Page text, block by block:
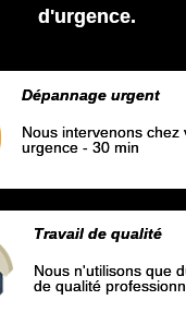
d'urgence.
Dépannage urgent
Nous intervenons chez
urgence - 30 min
Travail de qualité
Nous n'utilisons que
de qualité